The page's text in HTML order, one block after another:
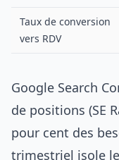
Taux de conversion
vers RDV
Google Search
de positions (SE
pour cent des
trimestriel isole